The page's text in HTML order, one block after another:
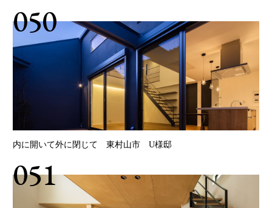
050
内に開いて外に閉じて 東村山市 U様邸
051